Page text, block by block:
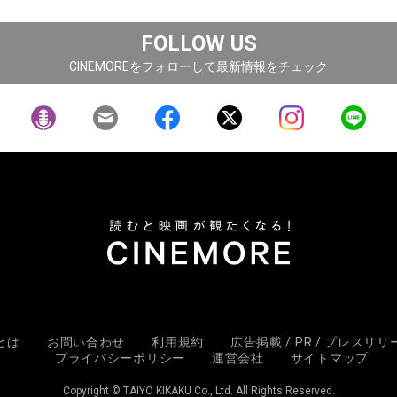
FOLLOW US
CINEMOREをフォローして最新情報をチェック
は お問い合わせ 利用規約
広告掲載 / PR / プレスリリ
プライバシーポリシー
運営会社 サイトマップ
Copyright © TAIYO KIKAKU Co., Ltd. All Rights Reserved.